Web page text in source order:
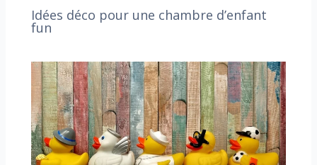
Idées déco pour une chambre d’enfant
fun